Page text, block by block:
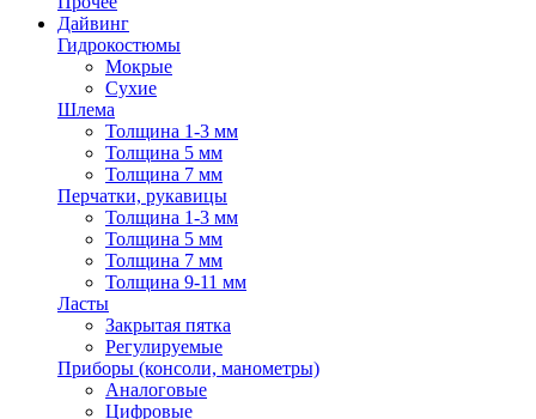
Дайвинг
Гидрокостюмы
Мокрые
Сухие
Шлема
Толщина 1-3 мм
Толщина 5 мм
Толщина 7 мм
Перчатки, рукавицы
Толщина 1-3 мм
Толщина 5 мм
Толщина 7 мм
Толщина 9-11 мм
Ласты
Закрытая пятка
Регулируемые
Приборы (консоли, манометры)
Аналоговые
Цифровые